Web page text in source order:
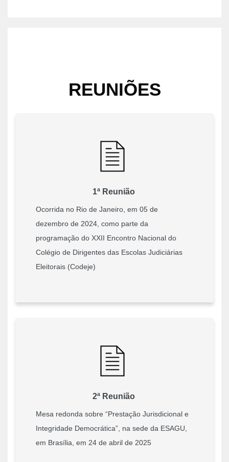
REUNIÕES
1ª Reunião
Ocorrida no Rio de Janeiro, em 05 de
dezembro de 2024, como parte da
programação do XXII Encontro Nacional do
Colégio de Dirigentes das Escolas Judiciárias
Eleitorais (Codeje)
2ª Reunião
Mesa redonda sobre “Prestação Jurisdicional e
Integridade Democrática”, na sede da ESAGU,
em Brasília, em 24 de abril de 2025